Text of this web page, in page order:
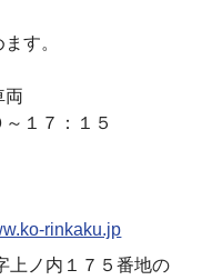
す。
１７：１５
rinkaku.jp
ノ内１７５番地の